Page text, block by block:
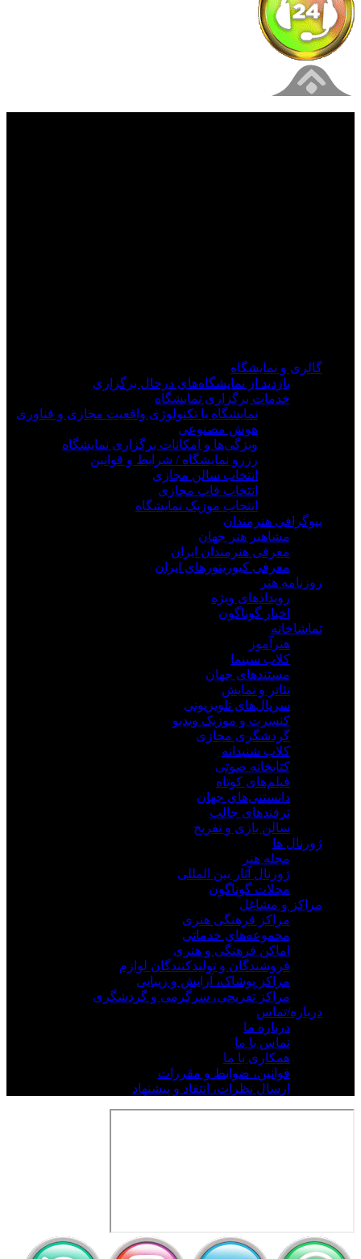
گالری و نمایشگاه
بازدید از نمایشگاه‌های درحال برگزاری
خدمات برگزاری نمایشگاه
نمایشگاه با تکنولوژی واقعیت مجازی و فناوری
هوش مصنوعی
ویژگی‌ها و امکانات برگزاری نمایشگاه
رزرو نمایشگاه / شرایط و قوانین
انتخاب سالن مجازی
انتخاب قاب مجازی
انتخاب موزیک نمایشگاه
بیوگرافی هنرمندان
مشاهیر هنر جهان
معرفی هنرمندان ایران
معرفی کیوریتورهای ایران
روزنامه هنر
رویدادهای ویژه
اخبار گوناگون
تماشاخانه
هنرآموز
کلاب سینما
مستندهای جهان
تئاتر و نمایش
سریال‌های تلویزیونی
کنسرت و موزیک ویدیو
گردشگری مجازی
کلاب شنیدانه
کتابخانه صوتی
فیلم‌های کوتاه
دانستنی‌های جهان
ترفندهای جالب
سالن بازی و تفریح
ژورنال ها
مجله هنر
ژورنال آثار بین المللی
مجلات گوناگون
مراکز و مشاغل
مراکز فرهنگی هنری
مجموعه‌های خدماتی
اماکن فرهنگی و هنری
فروشندگان و تولیدکنندگان لوازم
مراکز پوشاک، آرایش و زیبایی
مراکز تفریحی، سرگرمی و گردشگری
درباره/تماس
درباره ما
تماس با ما
همکاری با ما
قوانین، ضوابط و مقررات
ارسال نظرات، انتقاد و پیشنهاد